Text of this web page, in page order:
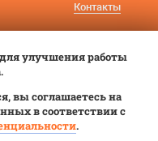
Контакты
, ИНН 9723035587)
улучшения работы
вы соглашаетесь на
в соответствии с
.